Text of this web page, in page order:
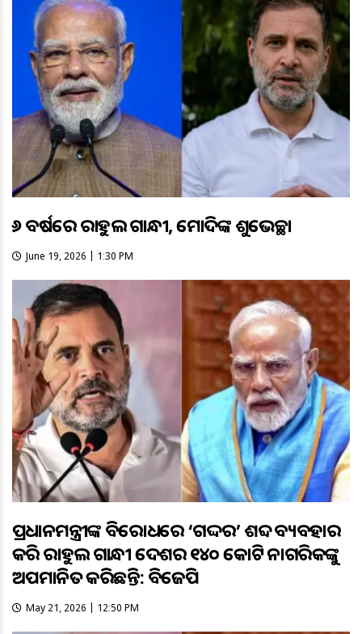
୫୬ ବର୍ଷରେ ରାହୁଲ ଗାନ୍ଧୀ, ମୋଦିଙ୍କ ଶୁଭେଚ୍ଛା
June 19, 2026 | 1:30 PM
ପ୍ରଧାନମନ୍ତ୍ରୀଙ୍କ ବିରୋଧରେ ‘ଗଦ୍ଦର’ ଶବ୍ଦ ବ୍ୟବହାର
କରି ରାହୁଲ ଗାନ୍ଧୀ ଦେଶର ୧୪୦ କୋଟି ନାଗରିକଙ୍କୁ
ଅପମାନିତ କରିଛନ୍ତି: ବିଜେପି
May 21, 2026 | 12:50 PM